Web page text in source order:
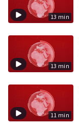
13 min
13 min
11 min